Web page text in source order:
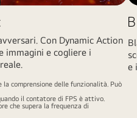
Con Dynamic Action
immagini e cogliere i
e
comprensione delle funzionalità. Può
il contatore di FPS è attivo.
che supera la frequenza di